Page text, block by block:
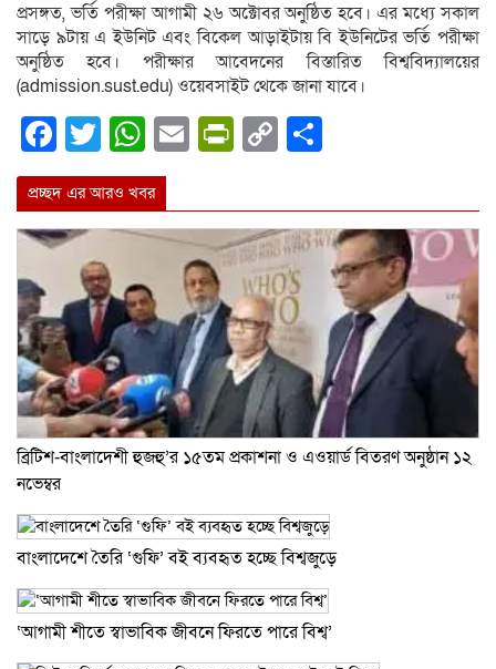
প্রসঙ্গত, ভর্তি পরীক্ষা আগামী ২৬ অক্টোবর অনুষ্ঠিত হবে। এর মধ্যে সকাল
সাড়ে ৯টায় এ ইউনিট এবং বিকেল আড়াইটায় বি ইউনিটের ভর্তি পরীক্ষা
অনুষ্ঠিত হবে। পরীক্ষার আবেদনের বিস্তারিত বিশ্ববিদ্যালয়ের
(admission.sust.edu) ওয়েবসাইট থেকে জানা যাবে।
Facebook
Twitter
WhatsApp
EmailPrintFriendly
Copy
প্রচ্ছদ এর আরও খবর
ব্রিটিশ-বাংলাদেশী হুজহু’র ১৫তম প্রকাশনা ও এওয়ার্ড বিতরণ অনুষ্ঠান ১২
নভেম্বর
বাংলাদেশে তৈরি ‘গুফি’ বই ব্যবহৃত হচ্ছে বিশ্বজুড়ে
‘আগামী শীতে স্বাভাবিক জীবনে ফিরতে পারে বিশ্ব’